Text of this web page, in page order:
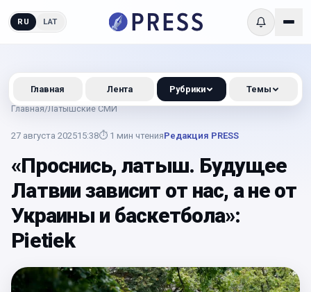
RU LAT
Главная/Латышские СМИ
27 августа 202515:38⏱ 1 мин чтенияРедакция PRESS
«Проснись, латыш. Будущее
Латвии зависит от нас, а не от
Украины и баскетбола»:
Pietiek
Главная Лента Рубрики Темы